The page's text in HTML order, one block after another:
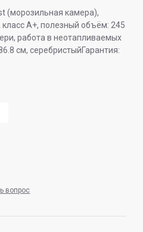
(морозильная камера),
A+, полезный объём: 245
работа в неотапливаемых
см, серебристыйГарантия:
вопрос